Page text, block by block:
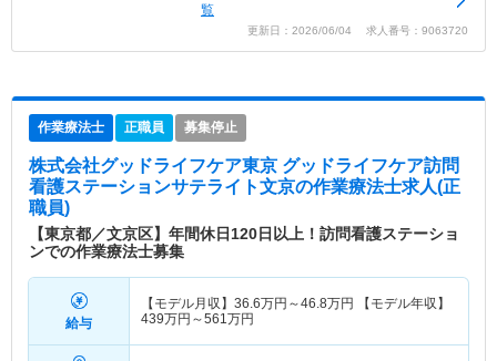
覧
更新日：2026/06/04 求人番号：9063720
作業療法士 正職員 募集停止
株式会社グッドライフケア東京 グッドライフケア訪問
看護ステーションサテライト文京の作業療法士求人(正
職員)
【東京都／文京区】年間休日120日以上！訪問看護ステーショ
ンでの作業療法士募集
給与
【モデル月収】 36.6万円～46.8万円
【モデル年収】
439万円～561万円